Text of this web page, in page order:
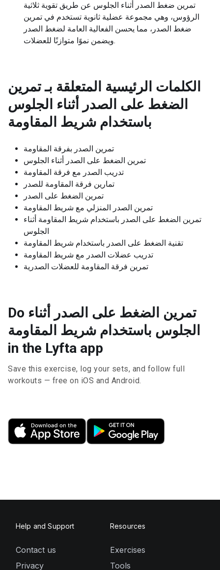
تمرين ضغط الصدر أثناء الجلوس عن طريق تقوية ثلاثية
الرؤوس، وهي مجموعة عضلية ثانوية تستخدم في تمرين
ضغط الصدر، مما يحسن الفعالية العامة لضغط الصدر
ويضمن نموًا متوازنًا للعضلات.
الكلمات الرئيسية المتعلقة بـ تمرين
الضغط على الصدر أثناء الجلوس
باستخدام شريط المقاومة
تمرين الصدر بفرقة المقاومة
تمرين الضغط على الصدر أثناء الجلوس
تدريب الصدر مع فرقة المقاومة
تمارين فرقة المقاومة للصدر
تمرين الضغط على الصدر
تمرين الصدر المنزلي مع شريط المقاومة
تمرين الضغط على الصدر باستخدام شريط المقاومة أثناء
الجلوس
تقنية الضغط على الصدر باستخدام شريط المقاومة
تدريب عضلات الصدر مع شريط المقاومة
تمرين فرقة المقاومة للعضلات الصدرية
Do تمرين الضغط على الصدر أثناء
الجلوس باستخدام شريط المقاومة
in the Lyfta app
Save this exercise, log your sets, and follow full
workouts — free on iOS and Android.
Help and Support
Contact us
Privacy
Resources
Exercises
Tools